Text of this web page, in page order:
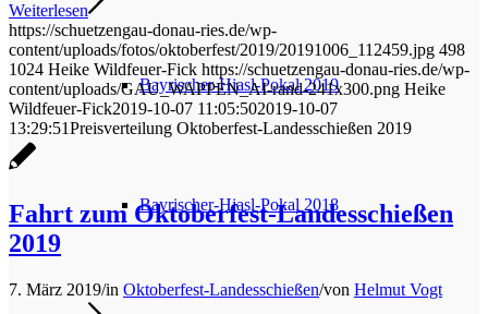
Bayrischer-Hiasl-Pokal 2019
Bayrischer-Hiasl-Pokal 2018
Weiterlesen
https://schuetzengau-donau-ries.de/wp-
content/uploads/fotos/oktoberfest/2019/20191006_112459.jpg 498
1024 Heike Wildfeuer-Fick https://schuetzengau-donau-ries.de/wp-
content/uploads/GAU_WAPPEN_AI-rand-241x300.png Heike
Wildfeuer-Fick2019-10-07 11:05:502019-10-07
13:29:51Preisverteilung Oktoberfest-Landesschießen 2019
Fahrt zum Oktoberfest-Landesschießen
2019
7. März 2019/in Oktoberfest-Landesschießen/von Helmut Vogt